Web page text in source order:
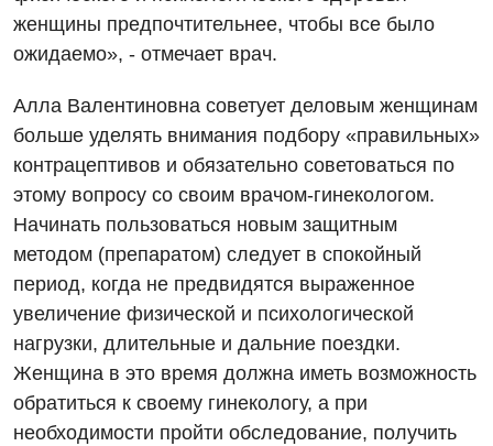
Маммология
Медицинская психология
Неврология
Онкологическое отделение
Ортопедия и травматология
Офтальмологическое отделение
Пульмонология
Ревматология
женщины предпочтительнее, чтобы все было
ожидаемо», - отмечает врач.
Алла Валентиновна советует деловым женщинам
больше уделять внимания подбору «правильных»
контрацептивов и обязательно советоваться по
этому вопросу со своим врачом-гинекологом.
Начинать пользоваться новым защитным
методом (препаратом) следует в спокойный
период, когда не предвидятся выраженное
увеличение физической и психологической
нагрузки, длительные и дальние поездки.
Женщина в это время должна иметь возможность
обратиться к своему гинекологу, а при
необходимости пройти обследование, получить